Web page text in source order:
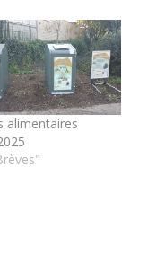
alimentaires